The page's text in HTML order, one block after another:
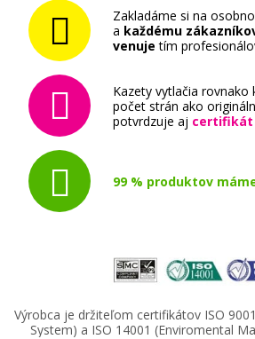
Zakladáme si na
a každému
venuje tím
Kazety vytlačia rovnako
počet strán ako
potvrdzuje aj certifikát
99 % produktov
Výrobca je držiteľom certifikátov ISO
System) a ISO 14001 (Enviromental